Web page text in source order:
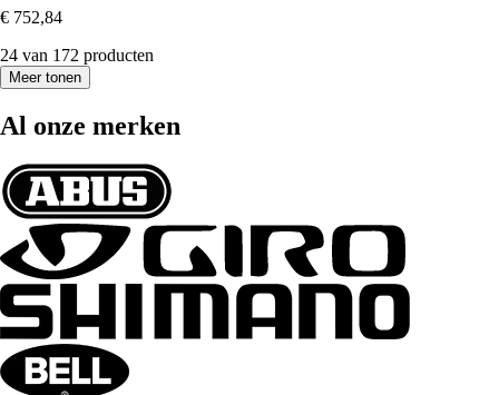
€ 752,84
24 van 172 producten
Meer tonen
Al onze merken